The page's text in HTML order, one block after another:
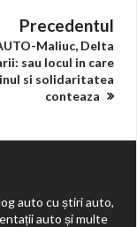
Precedentul
Maliuc, Delta
sau locul in care
si solidaritatea
conteaza
auto cu știri auto,
auto și multe